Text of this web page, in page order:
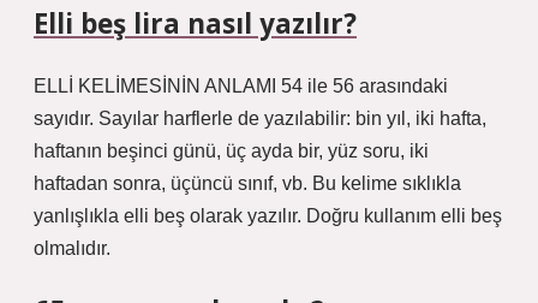
Elli beş lira nasıl yazılır?
ELLİ KELİMESİNİN ANLAMI 54 ile 56 arasındaki
sayıdır. Sayılar harflerle de yazılabilir: bin yıl, iki hafta,
haftanın beşinci günü, üç ayda bir, yüz soru, iki
haftadan sonra, üçüncü sınıf, vb. Bu kelime sıklıkla
yanlışlıkla elli beş olarak yazılır. Doğru kullanım elli beş
olmalıdır.